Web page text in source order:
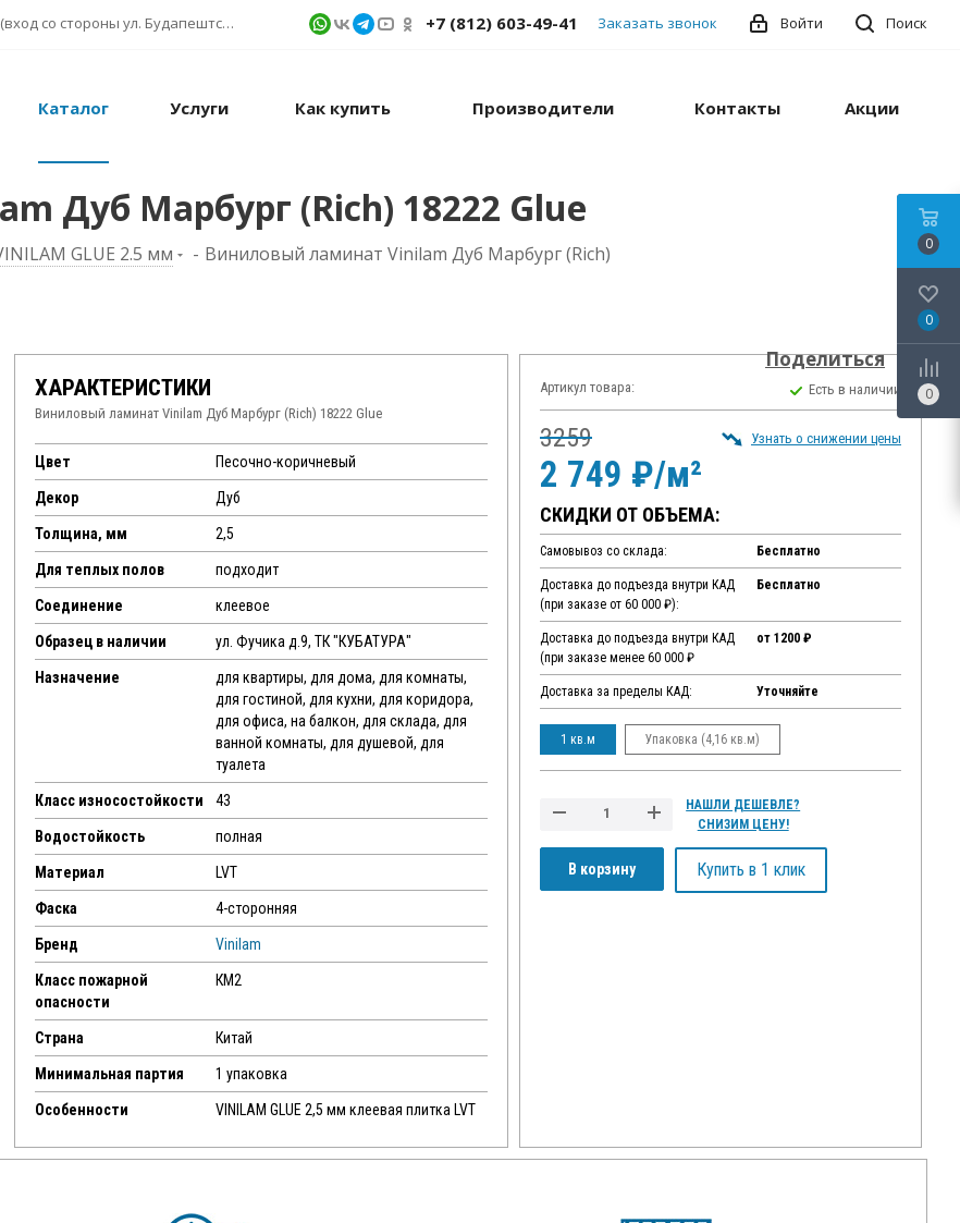
г. Санкт-Петербург, ул. Фучика д. 9, ТК "КУБАТУРА" (вход со стороны ул. Будапештской) № 1в.541 Поиск
Войти
+7 (812) 603-49-41 Заказать звонок
Каталог Услуги Как купить Производители Контакты Акции
Дуб Марбург (Rich) 18222 Glue
GLUE 2.5 мм - Виниловый ламинат Vinilam Дуб Марбург (Rich)
Поделиться
ХАРАКТЕРИСТИКИ
Виниловый ламинат Vinilam Дуб Марбург (Rich) 18222 Glue
Цвет Песочно-коричневый
Декор Дуб
Толщина, мм 2,5
Для теплых полов подходит
Соединение клеевое
Образец в наличии ул. Фучика д.9, ТК "КУБАТУРА"
Назначение
для квартиры, для дома, для комнаты,
для гостиной, для кухни, для коридора,
для офиса, на балкон, для склада, для
ванной комнаты, для душевой, для
туалета
Класс износостойкости 43
Водостойкость полная
Материал LVT
Фаска 4-сторонняя
Бренд Vinilam
Класс пожарной
опасности
КМ2
Страна Китай
Минимальная партия 1 упаковка
Особенности VINILAM GLUE 2,5 мм клеевая плитка LVT
Артикул товара: Есть в наличии
3259
2 749 ₽/м²
Узнать о снижении цены
СКИДКИ ОТ ОБЪЕМА:
Самовывоз со склада: Бесплатно
Доставка до подъезда внутри КАД
(при заказе от 60 000 ₽):
Бесплатно
Доставка до подъезда внутри КАД
(при заказе менее 60 000 ₽
от 1200 ₽
Доставка за пределы КАД: Уточняйте
1 кв.м Упаковка (4,16 кв.м)
В корзину
НАШЛИ ДЕШЕВЛЕ?
СНИЗИМ ЦЕНУ!
Купить в 1 клик
0
0
0